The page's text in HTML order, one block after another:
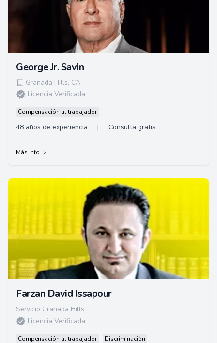
George Jr. Savin
Granada Hills, CA
Licencia Verificada
Compensación al trabajador
48 años de experiencia | Consulta gratis
Más info
Farzan David Issapour
Servicio Granada Hills
Licencia Verificada
Compensación al trabajador
Discriminación